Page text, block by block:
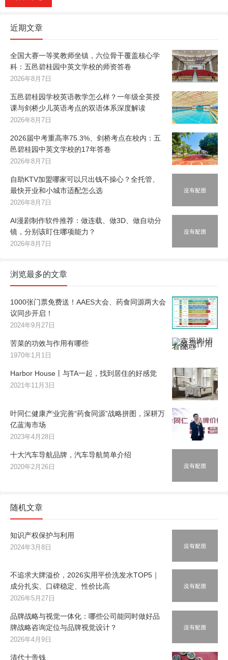
近期文章
全国大赛一等奖教师坐镇，六位骨干覆盖核心学
科：五邑碧桂园中英文学校的师资答卷
2026年8月7日
五邑碧桂园学校英语教学怎么样？一年级全英授
课与剑桥少儿英语考点的双语体系深度解读
2026年8月7日
2026届中考重高率75.3%、剑桥考点在校内：五
邑碧桂园中英文学校的17年答卷
2026年8月7日
自助KTV加盟哪家可以只出钱不操心？全托管、
最快开业和小城市适配怎么选
2026年8月7日
AI漫剧制作软件推荐：做连载、做3D、做自动分
镜，分别该盯住哪项能力？
2026年8月7日
浏览最多的文章
1000张门票免费送！AAES大会、药食同源两大会
议同步开启！
2024年9月27日
苦菜的功效与作用有哪些
1970年1月1日
Harbor House丨与TA一起，找到居住的好感觉
2021年11月3日
叶同仁健康产业完善“药食同源”战略拼图，深耕万
亿蓝海市场
2023年4月28日
十大汽车导航品牌，汽车导航简单介绍
2020年2月26日
随机文章
知识产权保护与利用
2024年3月8日
不追求大牌溢价，2026实用平价洗发水TOP5｜
成分扎实、口碑稳定、性价比高
2026年5月27日
品牌战略与视觉一体化：哪些公司能同时做好品
牌战略咨询定位与品牌视觉设计？
2026年4月9日
清代十帝钱